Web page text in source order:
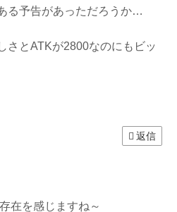
る予告があっただろうか…
さとATKが2800なのにもビッ
返信
在を感じますね～